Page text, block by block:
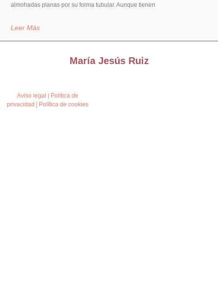
almohadas planas por su forma tubular. Aunque tienen
Leer Más
María Jesús Ruiz
Aviso legal
Política de
privacidad
Política de cookies